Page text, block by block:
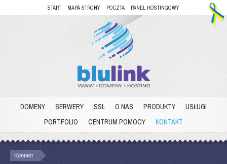
START MAPA STRONY POCZTA PANEL HOSTINGOWY
DOMENY SERWERY SSL O NAS PRODUKTY
USŁUGI
PORTFOLIO
CENTRUM POMOCY KONTAKT
Kontakt